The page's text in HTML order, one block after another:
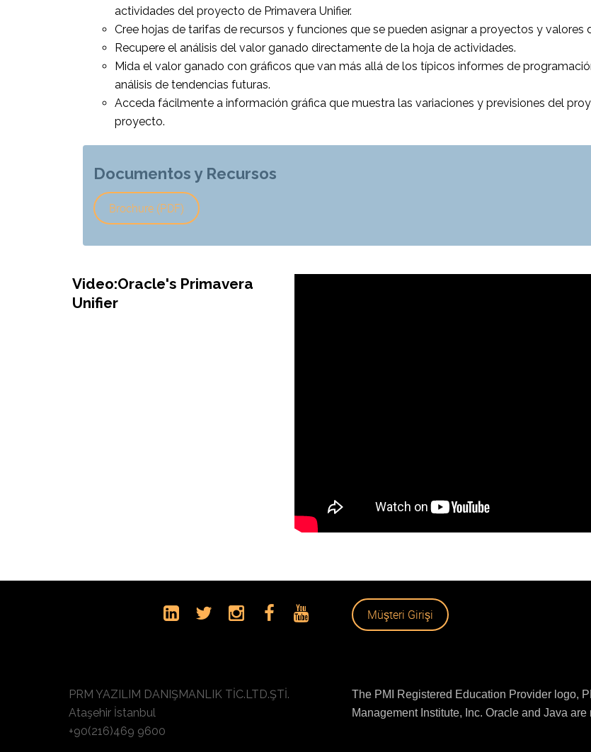
actividades del proyecto de Primavera Unifier.
Cree hojas de tarifas de recursos y funciones que se pueden asignar a proyectos y valores
Recupere el análisis del valor ganado directamente de la hoja de actividades.
Mida el valor ganado con gráficos que van más allá de los típicos informes de
análisis de tendencias futuras.
Acceda fácilmente a información gráfica que muestra las variaciones y previsiones del
proyecto.
Documentos y Recursos
Brochure (PDF)
Video:Oracle's Primavera
Unifier
Müşteri Girişi
PRM YAZILIM DANIŞMANLIK TİC.LTD.ŞTİ.
Ataşehir İstanbul
+90(216)469 9600
The PMI Registered Education Provider logo,
Management Institute, Inc. Oracle and Java